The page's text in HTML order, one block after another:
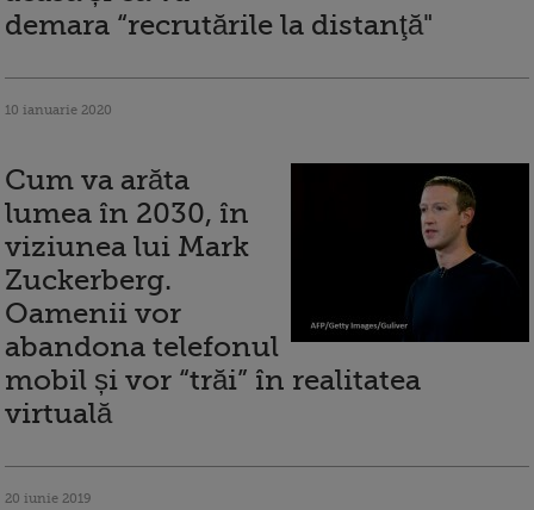
demara “recrutările la distanţă"
10 ianuarie 2020
Cum va arăta
lumea în 2030, în
viziunea lui Mark
Zuckerberg.
Oamenii vor
abandona telefonul
mobil și vor “trăi” în realitatea
virtuală
20 iunie 2019